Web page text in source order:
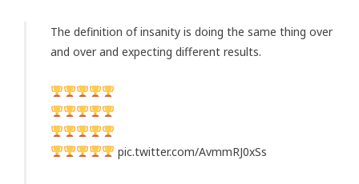
The definition of insanity is doing the same thing over
and over and expecting different results.
pic.twitter.com/AvmmRJ0xSs